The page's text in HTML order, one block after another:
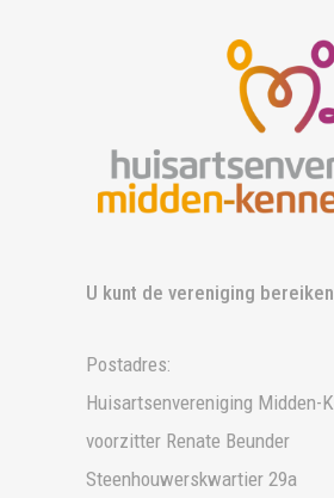
U kunt de vereniging
Postadres:
Huisartsenvereniging Midden-
voorzitter Renate Beunder
Steenhouwerskwartier 29a